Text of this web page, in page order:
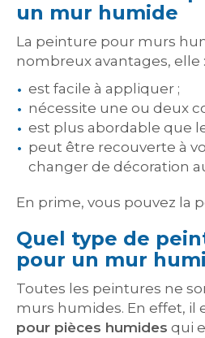
un mur humide
La peinture pour murs
nombreux avantages, elle :
est facile à appliquer ;
nécessite une ou deux
est plus abordable que
peut être recouverte à
changer de décoration
En prime, vous pouvez la
Quel type de
pour un mur
Toutes les peintures ne
murs humides. En effet, il
pour pièces humides qui